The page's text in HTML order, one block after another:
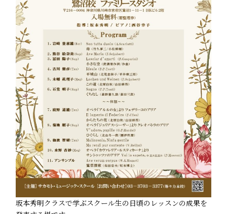
坂本秀明クラスで学ぶスクール生の日頃のレッスンの成果を